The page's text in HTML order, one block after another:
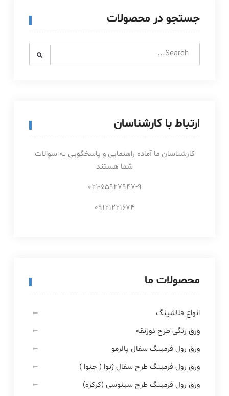
جستجو در محصولات
Search
ارتباط با کارشناسان
کارشناسان ما آماده راهنمایی و پاسخگویی به سوالات
شما هستند
021-55927947-9
09121221674
محصولات ما
انواع فلاشینگ
ورق رنگی طرح ذوزنقه
ورق رول فرمینگ سفال پالرمو
ورق رول فرمینگ طرح سفال ژنوا ( جنوا )
ورق رول فرمینگ طرح سینوسی (کرکره)